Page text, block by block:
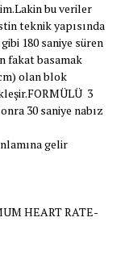
bu veriler
teknik yapısında
180 saniye süren
fakat basamak
olan blok
3
30 saniye nabız
gelir
RATE-